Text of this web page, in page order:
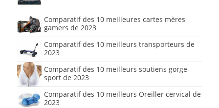
Comparatif des 10 meilleures cartes mères
gamers de 2023
Comparatif des 10 meilleurs transporteurs de
2023
Comparatif des 10 meilleurs soutiens gorge
sport de 2023
Comparatif des 10 meilleurs Oreiller cervical de
2023